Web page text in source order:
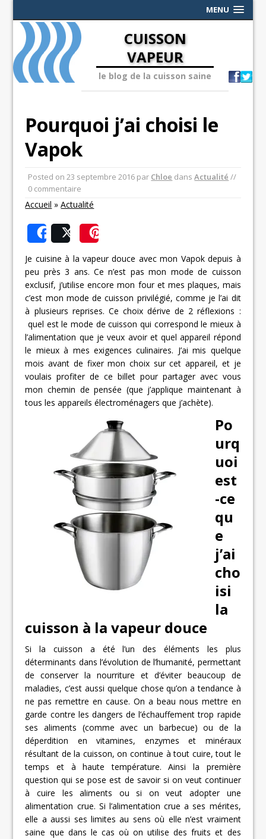
MENU
CUISSON
VAPEUR
le blog de la cuisson saine
Pourquoi j’ai choisi le
Vapok
Posted on23 septembre 2016 par Chloe dansActualité //
0 commentaire
Accueil »Actualité
SharePost
Je cuisine à la vapeur douce avec mon Vapok depuis à
peu près 3 ans. Ce n’est pas mon mode de cuisson
exclusif, j’utilise encore mon four et mes plaques, mais
c’est mon mode de cuisson privilégié, comme je l’ai dit
à plusieurs reprises. Ce choix dérive de 2 réflexions :
quel est le mode de cuisson qui correspond le mieux à
l’alimentation que je veux avoir et quel appareil répond
le mieux à mes exigences culinaires. J’ai mis quelque
mois avant de fixer mon choix sur cet appareil, et je
voulais profiter de ce billet pour partager avec vous
mon chemin de pensée (que j’applique maintenant à
tous les appareils électroménagers que j’achète).
Po
urq
uoi
est
-ce
qu
e
j’ai
cho
isi
la
cuisson à la vapeur douce
Si la cuisson a été l’un des éléments les plus
déterminants dans l’évolution de l’humanité, permettant
de conserver la nourriture et d’éviter beaucoup de
maladies, c’est aussi quelque chose qu’on a tendance à
ne pas remettre en cause. On a beau nous mettre en
garde contre les dangers de l’échauffement trop rapide
ses aliments (comme avec un barbecue) ou de la
déperdition en vitamines, enzymes et minéraux
résultant de la cuisson, on continue à tout cuire, tout le
temps et à haute température. Ainsi la première
question qui se pose est de savoir si on veut continuer
à cuire les aliments ou si on veut adopter une
alimentation crue. Si l’alimentation crue a ses mérites,
elle a aussi ses limites au sens où elle n’est vraiment
saine que dans le cas où on utilise des fruits et des